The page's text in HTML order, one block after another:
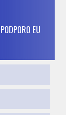
EU